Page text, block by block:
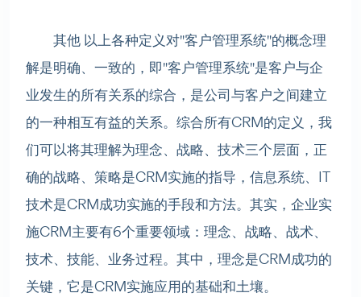
其他 以上各种定义对"客户管理系统"的概念理
解是明确、一致的，即"客户管理系统"是客户与企
业发生的所有关系的综合，是公司与客户之间建立
的一种相互有益的关系。综合所有CRM的定义，我
们可以将其理解为理念、战略、技术三个层面，正
确的战略、策略是CRM实施的指导，信息系统、IT
技术是CRM成功实施的手段和方法。其实，企业实
施CRM主要有6个重要领域：理念、战略、战术、
技术、技能、业务过程。其中，理念是CRM成功的
关键，它是CRM实施应用的基础和土壤。